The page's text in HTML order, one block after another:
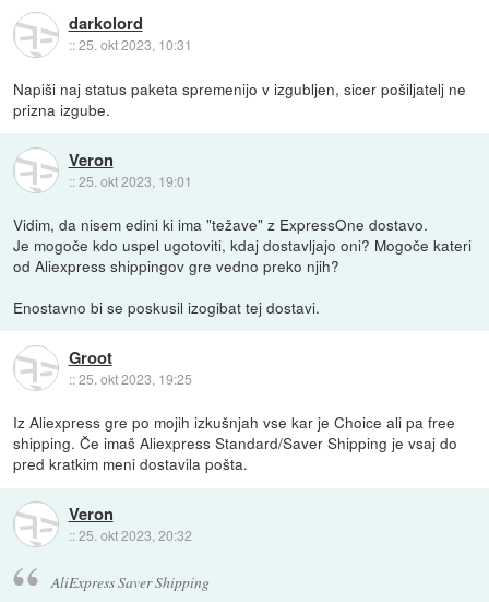
darkolord
::25. okt 2023, 10:31
Napiši naj status paketa spremenijo v izgubljen, sicer pošiljatelj ne
prizna izgube.
Veron
::25. okt 2023, 19:01
Vidim, da nisem edini ki ima "težave" z ExpressOne dostavo.
Je mogoče kdo uspel ugotoviti, kdaj dostavljajo oni? Mogoče kateri
od Aliexpress shippingov gre vedno preko njih?
Enostavno bi se poskusil izogibat tej dostavi.
Groot
::25. okt 2023, 19:25
Iz Aliexpress gre po mojih izkušnjah vse kar je Choice ali pa free
shipping. Če imaš Aliexpress Standard/Saver Shipping je vsaj do
pred kratkim meni dostavila pošta.
Veron
::25. okt 2023, 20:32
AliExpress Saver Shipping